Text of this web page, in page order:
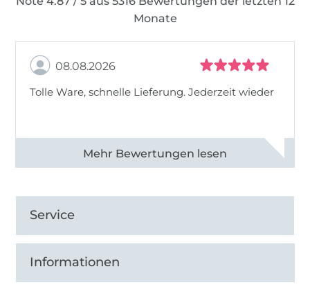
Monate
08.08.2026
Tolle Ware, schnelle Lieferung. Jederzeit wieder
Alle 83013 Bewertungen ansehen
Service
Informationen